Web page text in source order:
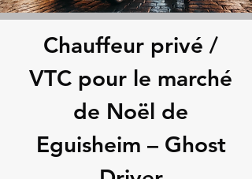
Chauffeur privé /
VTC pour le marché
de Noël de
Eguisheim – Ghost